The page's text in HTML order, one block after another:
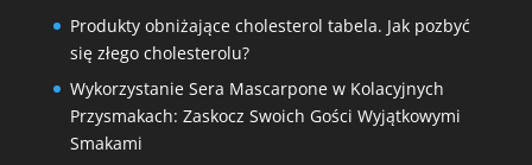
Produkty obniżające cholesterol tabela. Jak pozbyć
się złego cholesterolu?
Wykorzystanie Sera Mascarpone w Kolacyjnych
Przysmakach: Zaskocz Swoich Gości Wyjątkowymi
Smakami